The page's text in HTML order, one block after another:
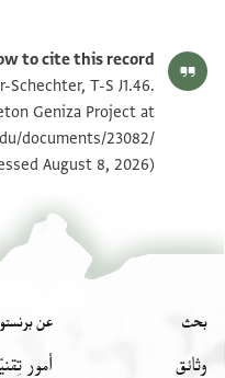
T-S J1.46 1v
بيان أذونات الصورة
to cite this record:
T-S J1.46.
Geniza Project at
documents/23082/
August 8, 2026).
بحث
وثائق
عن
أمور